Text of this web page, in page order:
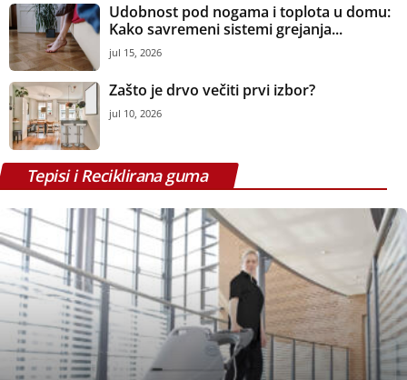
Udobnost pod nogama i toplota u domu:
Kako savremeni sistemi grejanja...
jul 15, 2026
Zašto je drvo večiti prvi izbor?
jul 10, 2026
Tepisi i Reciklirana guma